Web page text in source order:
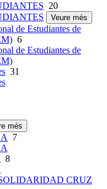
20
Veure més
de Estudiantes de
6
de Estudiantes de
31
més
7
8
CRUZ